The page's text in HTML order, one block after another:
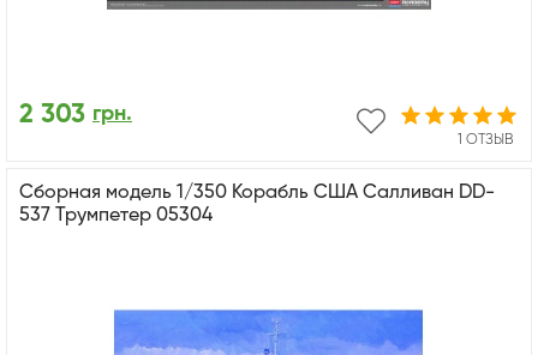
1 ОТЗЫВ
2 303 грн.
Сборная модель 1/350 Корабль США Салливан DD-
537 Трумпетер 05304